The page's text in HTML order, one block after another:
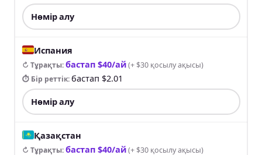
Нөмір алу
Испания
↻ Тұрақты:бастап $40/ай(+ $30 қосылу ақысы)
⏱ Бір реттік:бастап $2.01
Нөмір алу
Қазақстан
↻ Тұрақты:бастап $40/ай(+ $30 қосылу ақысы)